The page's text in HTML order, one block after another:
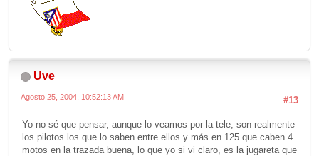
Uve
#13
Agosto 25, 2004, 10:52:13 AM
Yo no sé que pensar, aunque lo veamos por la tele, son realmente
los pilotos los que lo saben entre ellos y más en 125 que caben 4
motos en la trazada buena, lo que yo si vi claro, es la jugareta que